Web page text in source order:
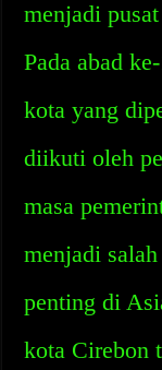
menjadi
Pada abad
kota yang
diikuti oleh
masa
menjadi
penting di
kota Cirebon